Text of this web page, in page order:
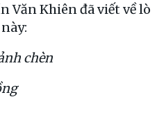
Văn Khiên đã viết về lò
chèn